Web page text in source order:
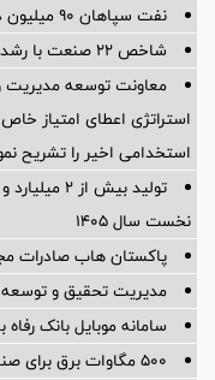
نفت سپاهان ۹۰ میلیون دلار ارزآوری کرد
شاخص ۲۲ صنعت با رشد همراه شد
معاونت توسعه مدیریت
استراتژی اعطای امتیاز
استخدامی اخیر را تشریح
نخست سال ۱۴۰۵
پاکستان هاب صادرات
مدیریت تحقیق و توسعه‌
سامانه موبایل بانک
۵۰۰ مگاوات برق برای صنایع تأمین شد